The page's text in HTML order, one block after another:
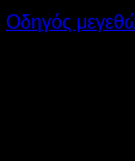
Οδηγός